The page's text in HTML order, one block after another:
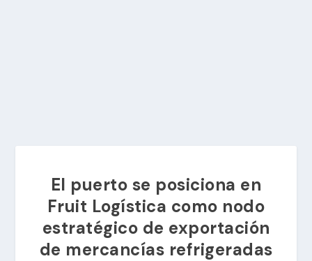
El puerto se posiciona en
Fruit Logística como nodo
estratégico de exportación
de mercancías refrigeradas